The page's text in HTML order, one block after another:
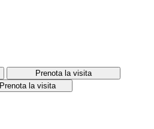
Prenota la visita
Prenota la visita